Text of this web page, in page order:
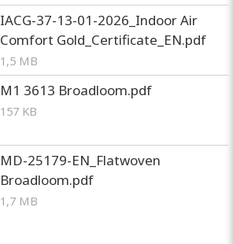
IACG-37-13-01-2026_Indoor Air
Comfort Gold_Certificate_EN.pdf
1,5 MB
M1 3613 Broadloom.pdf
157 KB
MD-25179-EN_Flatwoven
Broadloom.pdf
1,7 MB